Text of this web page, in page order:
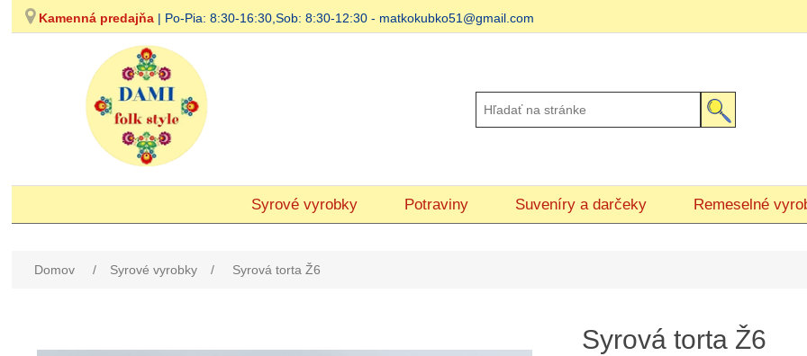
Kamenná predajňa | Po-Pia: 8:30-16:30,Sob: 8:30-12:30 - matkokubko51@gmail.com
Syrové vyrobky Potraviny Suveníry a darčeky Remeselné
Domov / Syrové vyrobky / Syrová torta Ž6
Syrová torta Ž6